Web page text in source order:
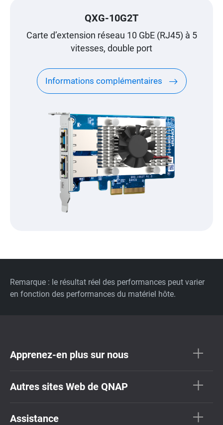
QXG-10G2T
Carte d’extension réseau 10 GbE (RJ45) à 5
vitesses, double port
Informations complémentaires
Remarque : le résultat réel des performances peut varier
en fonction des performances du matériel hôte.
Apprenez-en plus sur nous
Autres sites Web de QNAP
Assistance